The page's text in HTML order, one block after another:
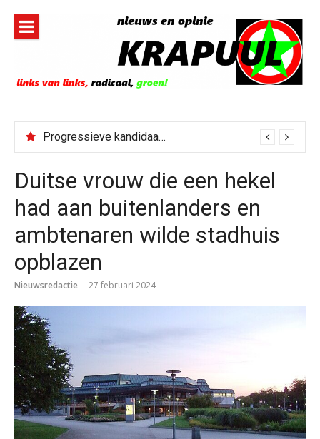
inhoud
Progressieve kandidaat El-Sayed senaatskandidaat Michigan
Duitse vrouw die een hekel
had aan buitenlanders en
ambtenaren wilde stadhuis
opblazen
Nieuwsredactie 27 februari 2024